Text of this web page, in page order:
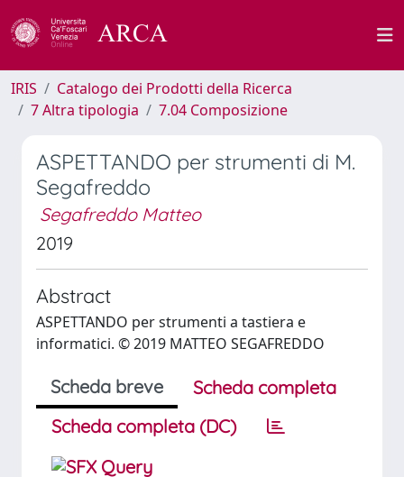
IRIS
Catalogo dei Prodotti della Ricerca
7 Altra tipologia
7.04 Composizione
ASPETTANDO per strumenti di M.
Segafreddo
Segafreddo Matteo
2019
Abstract
ASPETTANDO per strumenti a tastiera e
informatici. © 2019 MATTEO SEGAFREDDO
Scheda breve
Scheda completa
Scheda completa (DC)